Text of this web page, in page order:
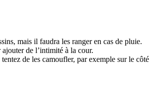
mais il faudra les ranger en cas de pluie.
de l’intimité à la cour.
de les camoufler, par exemple sur le côté